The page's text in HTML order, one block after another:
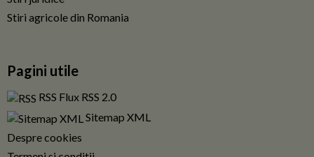
Stiri agricole din Romania
Pagini utile
RSS Flux RSS 2.0
Sitemap XML
Despre cookies